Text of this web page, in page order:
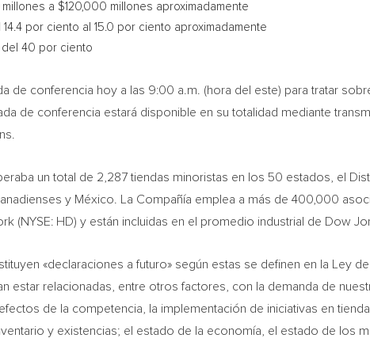
millones a $120,000 millones aproximadamente
por ciento al 15.0 por ciento aproximadamente
del 40 por ciento
de conferencia hoy a las 9:00 a.m.
(hora del este) para tratar
de conferencia estará disponible en su totalidad mediante
un total de 2,287 tiendas minoristas en los 50 estados, el
y México. La Compañía emplea a más de 400,000
(NYSE: HD) y están incluidas en el promedio industrial de Dow
«declaraciones a futuro» según estas se definen en la Ley
estar relacionadas, entre otros factores, con la demanda de
de la competencia, la implementación de iniciativas en
y existencias; el estado de la economía, el estado de los